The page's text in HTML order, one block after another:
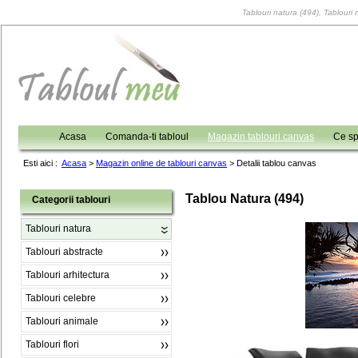
Tablouri natura (494),
Acasa Comanda-ti tabloul Magazin tablouri canvas Ce
Esti aici : Acasa > Magazin online de tablouri canvas > Detalii tablou canvas
Categorii tablouri
Tablouri natura
Tablouri abstracte
Tablouri arhitectura
Tablouri celebre
Tablouri animale
Tablouri flori
Tablou Natura (494)